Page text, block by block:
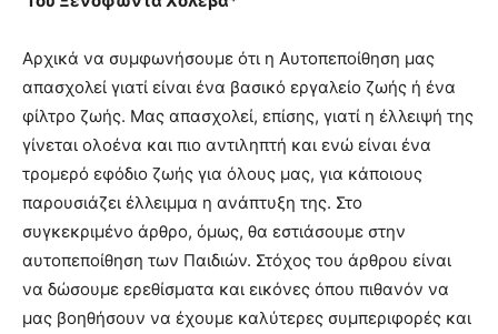
Αρχικά να συμφωνήσουμε ότι η Αυτοπεποίθηση μας
απασχολεί γιατί είναι ένα βασικό εργαλείο ζωής ή ένα
φίλτρο ζωής. Μας απασχολεί, επίσης, γιατί η έλλειψή της
γίνεται ολοένα και πιο αντιληπτή και ενώ είναι ένα
τρομερό εφόδιο ζωής για όλους μας, για κάποιους
παρουσιάζει έλλειμμα η ανάπτυξη της. Στο
συγκεκριμένο άρθρο, όμως, θα εστιάσουμε στην
αυτοπεποίθηση των Παιδιών. Στόχος του άρθρου είναι
να δώσουμε ερεθίσματα και εικόνες όπου πιθανόν να
μας βοηθήσουν να έχουμε καλύτερες συμπεριφορές και